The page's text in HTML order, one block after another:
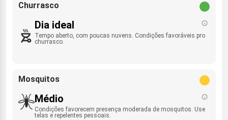
Churrasco
Dia ideal
Tempo aberto, com poucas nuvens. Condições favoráveis pro
churrasco.
Mosquitos
Médio
Condições favorecem presença moderada de mosquitos. Use
telas e repelentes pessoais.